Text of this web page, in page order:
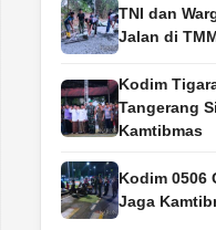
TNI dan
Jalan di
Kodim
Tangerang
Kamtibmas
Kodim 0506
Jaga